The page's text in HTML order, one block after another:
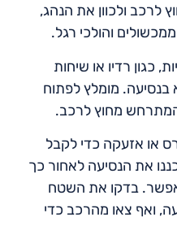
לרכב ולכוון את הנהג,
והולכי רגל.
כגון רדיו או שיחות
בנסיעה. מומלץ לפתוח
המתרחש מחוץ לרכב.
או אזעקה כדי לקבל
את הנסיעה לאחור כך
בדקו את השטח
ואף צאו מהרכב כדי